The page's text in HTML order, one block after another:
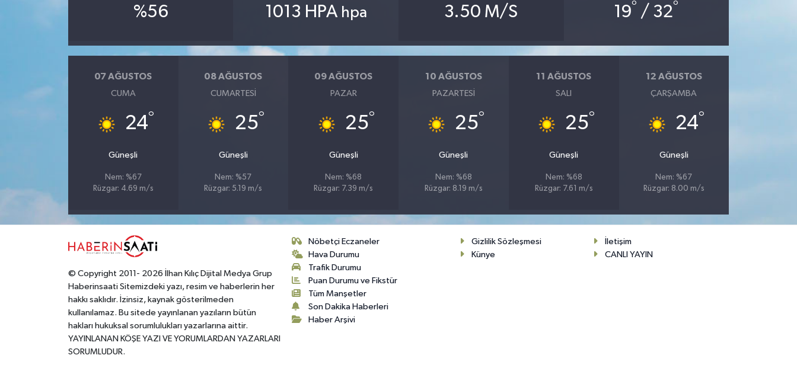
%56 1013 HPA hpa 3.50 M/S 19° / 32°
07 AĞUSTOS
CUMA
24°
Güneşli
Nem: %67
Rüzgar: 4.69 m/s
08 AĞUSTOS
CUMARTESI
25°
Güneşli
Nem: %57
Rüzgar: 5.19 m/s
09 AĞUSTOS
PAZAR
25°
Güneşli
Nem: %68
Rüzgar: 7.39 m/s
10 AĞUSTOS
PAZARTESI
25°
Güneşli
Nem: %68
Rüzgar: 8.19 m/s
11 AĞUSTOS
SALI
25°
Güneşli
Nem: %68
Rüzgar: 7.61 m/s
12 AĞUSTOS
ÇARŞAMBA
24°
Güneşli
Nem: %67
Rüzgar: 8.00 m/s
© Copyright 2011- 2026 İlhan Kılıç Dijital Medya Grup
Haberinsaati Sitemizdeki yazı, resim ve haberlerin her
hakkı saklıdır. İzinsiz, kaynak gösterilmeden
kullanılamaz. Bu sitede yayınlanan yazıların bütün
hakları hukuksal sorumlulukları yazarlarına aittir.
YAYINLANAN KÖŞE YAZI VE YORUMLARDAN YAZARLARI
SORUMLUDUR.
Nöbetçi Eczaneler
Hava Durumu
Trafik Durumu
Puan Durumu ve Fikstür
Tüm Manşetler
Son Dakika Haberleri
Haber Arşivi
Gizlilik Sözleşmesi
İletişim
Künye
CANLI YAYIN